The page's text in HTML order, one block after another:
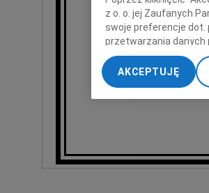
prof.
z o. o. jej Zaufanych
swoje preferencje dot.
przetwarzania danych
„Ustawienia
My, nasi Zaufani
dokładnych danych
Przechowywanie
treści, badnie
AKCEPTUJĘ